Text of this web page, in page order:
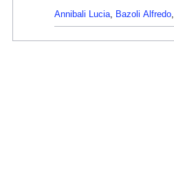
Annibali Lucia, Bazoli Alfredo,